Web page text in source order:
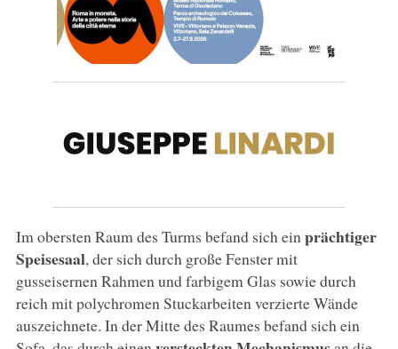
Im obersten Raum des Turms befand sich einprächtiger
Speisesaal, der sich durch große Fenster mit
gusseisernen Rahmen und farbigem Glas sowie durch
reich mit polychromen Stuckarbeiten verzierte Wände
auszeichnete. In der Mitte des Raumes befand sich ein